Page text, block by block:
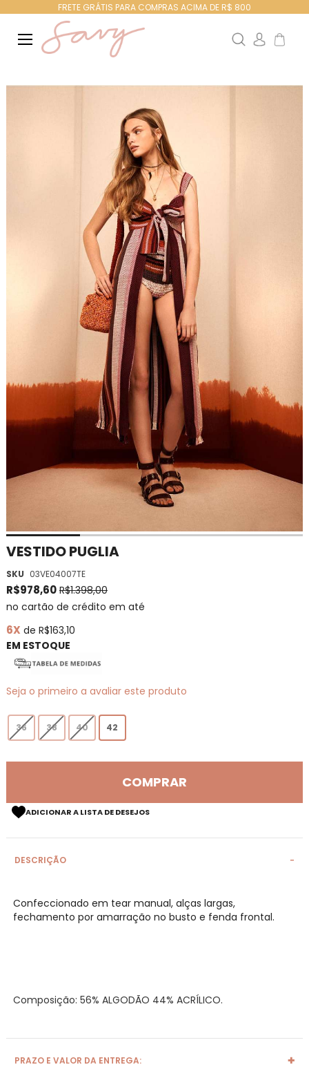
FRETE GRÁTIS PARA COMPRAS ACIMA DE R$ 800
Search
Meu
VESTIDO PUGLIA
SKU 03VE04007TE
R$978,60 R$1.398,00
no cartão de crédito em até
6X de R$163,10
EM ESTOQUE
Seja o primeiro a avaliar este produto
36 38 40 42
COMPRAR
ADICIONAR A LISTA DE DESEJOS
DESCRIÇÃO
Confeccionado em tear manual, alças largas,
fechamento por amarração no busto e fenda frontal.
Composição: 56% ALGODÃO 44% ACRÍLICO.
PRAZO E VALOR DA ENTREGA:
Saltar
o
início
da
de
imagens